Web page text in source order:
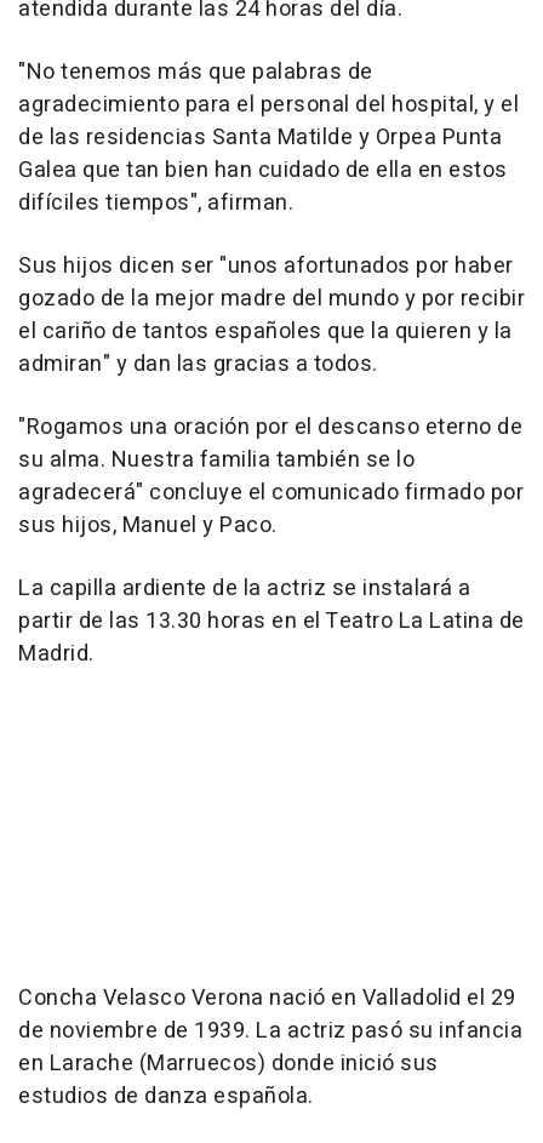
atendida durante las 24 horas del día.
"No tenemos más que palabras de
agradecimiento para el personal del hospital, y el
de las residencias Santa Matilde y Orpea Punta
Galea que tan bien han cuidado de ella en estos
difíciles tiempos", afirman.
Sus hijos dicen ser "unos afortunados por haber
gozado de la mejor madre del mundo y por recibir
el cariño de tantos españoles que la quieren y la
admiran" y dan las gracias a todos.
"Rogamos una oración por el descanso eterno de
su alma. Nuestra familia también se lo
agradecerá" concluye el comunicado firmado por
sus hijos, Manuel y Paco.
La capilla ardiente de la actriz se instalará a
partir de las 13.30 horas en el Teatro La Latina de
Madrid.
Concha Velasco Verona nació en Valladolid el 29
de noviembre de 1939. La actriz pasó su infancia
en Larache (Marruecos) donde inició sus
estudios de danza española.